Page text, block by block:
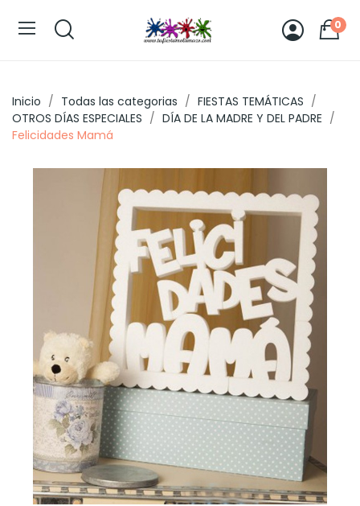
0
Inicio Todas las categorias
FIESTAS TEMÁTICAS
OTROS DÍAS ESPECIALES
DÍA DE LA MADRE Y DEL PADRE
Felicidades Mamá